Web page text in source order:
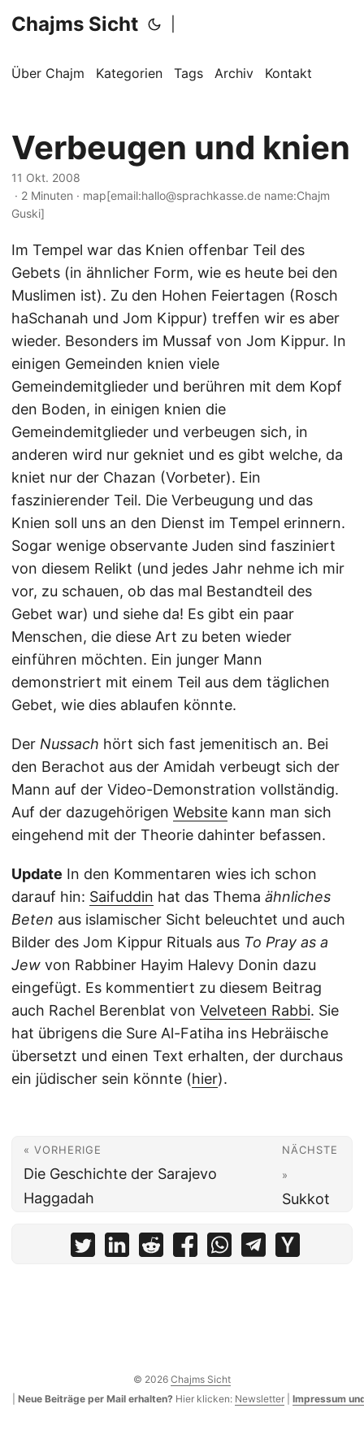
Chajms Sicht
Über Chajm Kategorien Tags Archiv Kontakt
Verbeugen und knien
11 Okt. 2008
· 2 Minuten · map[email:hallo@sprachkasse.de name:Chajm
Guski]
Im Tempel war das Knien offenbar Teil des
Gebets (in ähnlicher Form, wie es heute bei den
Muslimen ist). Zu den Hohen Feiertagen (Rosch
haSchanah und Jom Kippur) treffen wir es aber
wieder. Besonders im Mussaf von Jom Kippur. In
einigen Gemeinden knien viele
Gemeindemitglieder und berühren mit dem Kopf
den Boden, in einigen knien die
Gemeindemitglieder und verbeugen sich, in
anderen wird nur gekniet und es gibt welche, da
kniet nur der Chazan (Vorbeter). Ein
faszinierender Teil. Die Verbeugung und das
Knien soll uns an den Dienst im Tempel erinnern.
Sogar wenige observante Juden sind fasziniert
von diesem Relikt (und jedes Jahr nehme ich mir
vor, zu schauen, ob das mal Bestandteil des
Gebet war) und siehe da! Es gibt ein paar
Menschen, die diese Art zu beten wieder
einführen möchten. Ein junger Mann
demonstriert mit einem Teil aus dem täglichen
Gebet, wie dies ablaufen könnte.
Der Nussach hört sich fast jemenitisch an. Bei
den Berachot aus der Amidah verbeugt sich der
Mann auf der Video-Demonstration vollständig.
Auf der dazugehörigen Website kann man sich
eingehend mit der Theorie dahinter befassen.
Update In den Kommentaren wies ich schon
darauf hin: Saifuddin hat das Thema ähnliches
Beten aus islamischer Sicht beleuchtet und auch
Bilder des Jom Kippur Rituals aus To Pray as a
Jew von Rabbiner Hayim Halevy Donin dazu
eingefügt. Es kommentiert zu diesem Beitrag
auch Rachel Berenblat von Velveteen Rabbi. Sie
hat übrigens die Sure Al-Fatiha ins Hebräische
übersetzt und einen Text erhalten, der durchaus
ein jüdischer sein könnte (hier).
« VORHERIGE
Die Geschichte der Sarajevo
Haggadah
NÄCHSTE
»
Sukkot
© 2026 Chajms Sicht
Neue Beiträge per Mail erhalten? Hier klicken: Newsletter Impressum